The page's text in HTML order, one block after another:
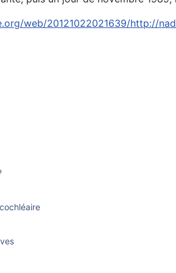
web/20121022021639/http://
implantée bilatérale en septembre